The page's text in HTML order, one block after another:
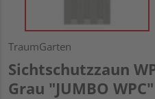
TraumGarten
Sichtschutzzaun
Grau "JUMBO WPC"